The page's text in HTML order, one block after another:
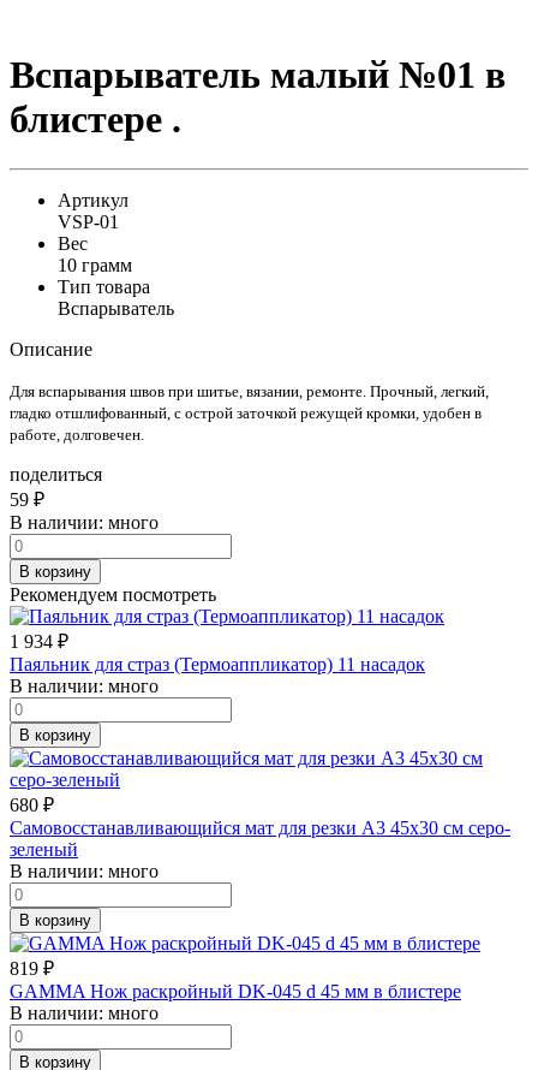
Вспарыватель малый №01 в
блистере .
Артикул
VSP-01
Вес
10 грамм
Тип товара
Вспарыватель
Описание
Для вспарывания швов при шитье, вязании, ремонте. Прочный, легкий,
гладко отшлифованный, с острой заточкой режущей кромки, удобен в
работе, долговечен.
поделиться
59 ₽
В наличии: много
В корзину
Рекомендуем посмотреть
1 934 ₽
Паяльник для страз (Термоаппликатор) 11 насадок
В наличии: много
В корзину
680 ₽
Самовосстанавливающийся мат для резки А3 45х30 см серо-
зеленый
В наличии: много
В корзину
819 ₽
GAMMA Нож раскройный DK-045 d 45 мм в блистере
В наличии: много
В корзину